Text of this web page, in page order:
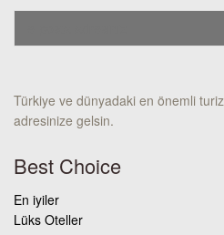
Türkiye ve dünyadaki en önemli
adresinize gelsin.
Best Choice
En iyiler
Lüks Oteller